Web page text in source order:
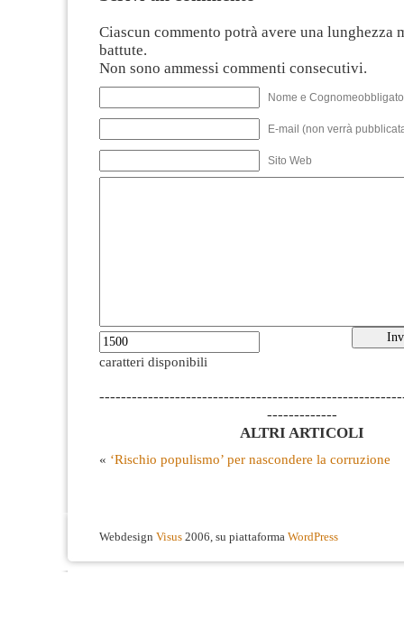
Ciascun commento potrà avere una lunghezza
battute.
Non sono ammessi commenti consecutivi.
Nome e
E-mail (non verrà
Sito Web
caratteri disponibili
-------------
ALTRI ARTICOLI
« ‘Rischio populismo’ per nascondere la corruzione
Webdesign Visus 2006, su piattaforma WordPress